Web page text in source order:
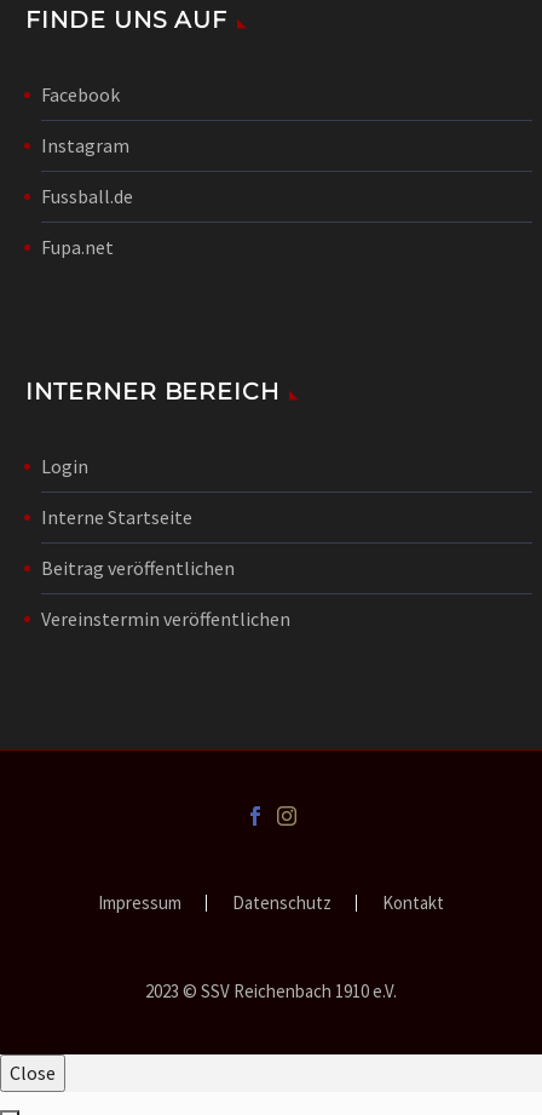
FINDE UNS AUF
Facebook
Instagram
Fussball.de
Fupa.net
INTERNER BEREICH
Login
Interne Startseite
Beitrag veröffentlichen
Vereinstermin veröffentlichen
Impressum Datenschutz Kontakt
2023 © SSV Reichenbach 1910 e.V.
Close